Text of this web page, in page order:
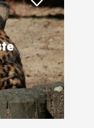
Liker